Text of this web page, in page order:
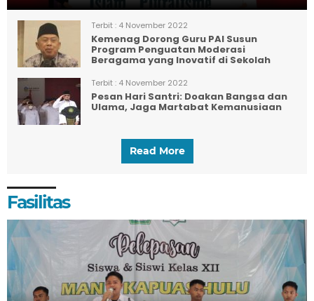
Terbit : 4 November 2022
Kemenag Dorong Guru PAI Susun
Program Penguatan Moderasi
Beragama yang Inovatif di Sekolah
Terbit : 4 November 2022
Pesan Hari Santri: Doakan Bangsa dan
Ulama, Jaga Martabat Kemanusiaan
Read More
Fasilitas